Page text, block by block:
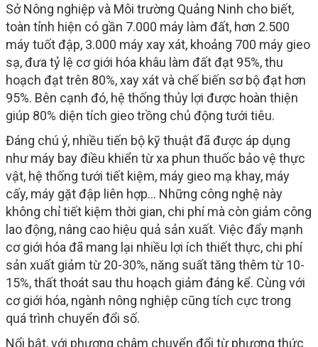
Sở Nông nghiệp và Môi trường Quảng Ninh cho biết,
toàn tỉnh hiện có gần 7.000 máy làm đất, hơn 2.500
máy tuốt đập, 3.000 máy xay xát, khoảng 700 máy gieo
sạ, đưa tỷ lệ cơ giới hóa khâu làm đất đạt 95%, thu
hoạch đạt trên 80%, xay xát và chế biến sơ bộ đạt hơn
95%. Bên cạnh đó, hệ thống thủy lợi được hoàn thiện
giúp 80% diện tích gieo trồng chủ động tưới tiêu.
Đáng chú ý, nhiều tiến bộ kỹ thuật đã được áp dụng
như máy bay điều khiển từ xa phun thuốc bảo vệ thực
vật, hệ thống tưới tiết kiệm, máy gieo mạ khay, máy
cấy, máy gặt đập liên hợp… Những công nghệ này
không chỉ tiết kiệm thời gian, chi phí mà còn giảm công
lao động, nâng cao hiệu quả sản xuất. Việc đẩy mạnh
cơ giới hóa đã mang lại nhiều lợi ích thiết thực, chi phí
sản xuất giảm từ 20-30%, năng suất tăng thêm từ 10-
15%, thất thoát sau thu hoạch giảm đáng kể. Cùng với
cơ giới hóa, ngành nông nghiệp cũng tích cực trong
quá trình chuyển đổi số.
Nổi bật, với phương châm chuyển đổi từ phương thức